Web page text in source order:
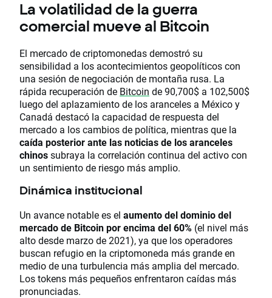
La volatilidad de la guerra
comercial mueve al Bitcoin
El mercado de criptomonedas demostró su
sensibilidad a los acontecimientos geopolíticos con
una sesión de negociación de montaña rusa. La
rápida recuperación de Bitcoin de 90,700$ a 102,500$
luego del aplazamiento de los aranceles a México y
Canadá destacó la capacidad de respuesta del
mercado a los cambios de política, mientras que la
caída posterior ante las noticias de los aranceles
chinossubraya la correlación continua del activo con
un sentimiento de riesgo más amplio.
Dinámica institucional
Un avance notable es el aumento del dominio del
mercado de Bitcoin por encima del 60% (el nivel más
alto desde marzo de 2021), ya que los operadores
buscan refugio en la criptomoneda más grande en
medio de una turbulencia más amplia del mercado.
Los tokens más pequeños enfrentaron caídas más
pronunciadas.